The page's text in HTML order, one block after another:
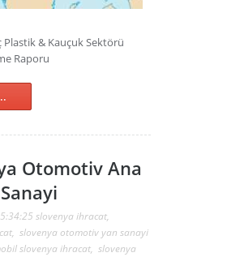
Plastik & Kauçuk Sektörü
Raporu
Otomotiv Ana
slovenya ihracat,
, slovenya otomotiv yan sanayi
slovenya ihracat, slovenya